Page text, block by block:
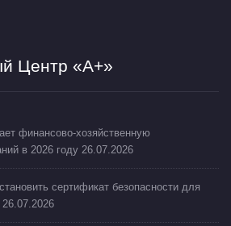
Центр «А+»
финансово-хозяйственную
в 2026 году 26.07.2026
сертификат безопасности для
26.07.2026